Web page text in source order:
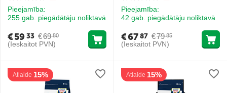
ar lasi
Pieejamība:
255 gab. piegādātāju noliktavā
€69 80
€5933
(Ieskaitot PVN)
gadu vecuma. Ar vistas gaļu
un miežiem.
Pieejamība:
42 gab. piegādātāju noliktavā
€79 85
€6787
(Ieskaitot PVN)
Atlaide 15% Atlaide 15%